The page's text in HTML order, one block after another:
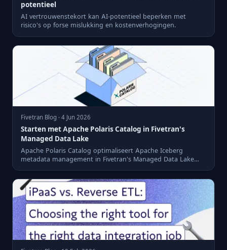
potentieel
AI vertrouwenstekort kan AI-potentieel beperken met
risico's op forse mislukking en kostenverhogingen.
Fivetran Blog · 4 Jun 2026
Starten met Apache Polaris Catalog in Fivetran's
Managed Data Lake
Apache Polaris Catalog optimaliseert Apache Iceberg
metadata management in Fivetran's Managed Data Lake